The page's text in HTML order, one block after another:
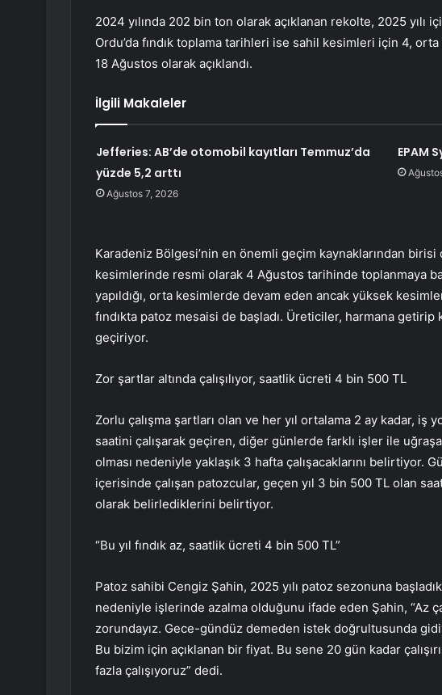
2024 yılında 202 bin ton olarak açıklanan rekolte, 2025 yılı
Ordu’da fındık toplama tarihleri ise sahil kesimleri için 4,
18 Ağustos olarak açıklandı.
İlgili Makaleler
Jefferies: AB’de otomobil kayıtları Temmuz’da
yüzde 5,2 arttı
Ağustos 7, 2026
EPAM
Karadeniz Bölgesi’nin en önemli geçim kaynaklarından birisi
kesimlerinde resmi olarak 4 Ağustos tarihinde toplanmaya
yapıldığı, orta kesimlerde devam eden ancak yüksek
fındıkta patoz mesaisi de başladı. Üreticiler, harmana getirip
geçiriyor.
Zor şartlar altında çalışılıyor, saatlik ücreti 4 bin 500 TL
Zorlu çalışma şartları olan ve her yıl ortalama 2 ay kadar, iş
saatini çalışarak geçiren, diğer günlerde farklı işler ile
olması nedeniyle yaklaşık 3 hafta çalışacaklarını belirtiyor.
içerisinde çalışan patozcular, geçen yıl 3 bin 500 TL olan
olarak belirlediklerini belirtiyor.
“Bu yıl fındık az, saatlik ücreti 4 bin 500 TL”
Patoz sahibi Cengiz Şahin, 2025 yılı patoz sezonuna
nedeniyle işlerinde azalma olduğunu ifade eden Şahin, “Az
zorundayız. Gece-gündüz demeden istek doğrultusunda
Bu bizim için açıklanan bir fiyat. Bu sene 20 gün kadar
fazla çalışıyoruz” dedi.